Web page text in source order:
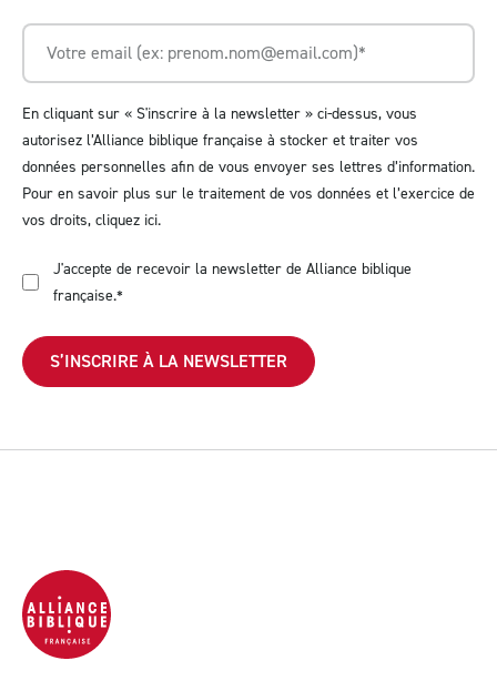
En cliquant sur « S'inscrire à la newsletter » ci-dessus, vous
autorisez l’Alliance biblique française à stocker et traiter vos
données personnelles afin de vous envoyer ses lettres d’information.
Pour en savoir plus sur le traitement de vos données et l’exercice de
vos droits, cliquez ici.
J'accepte de recevoir la newsletter de Alliance biblique
française.*